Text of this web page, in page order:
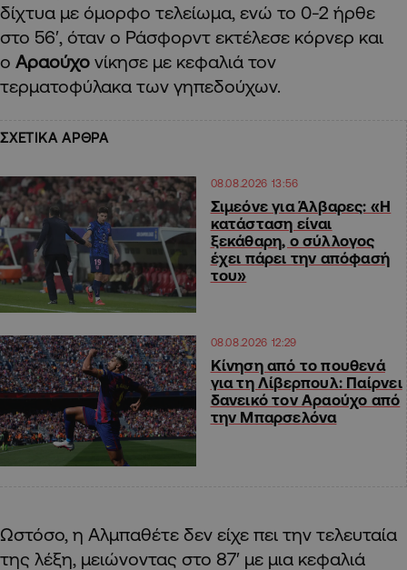
δίχτυα με όμορφο τελείωμα, ενώ το 0-2 ήρθε
στο 56′, όταν ο Ράσφορντ εκτέλεσε κόρνερ και
ο Αραούχο νίκησε με κεφαλιά τον
τερματοφύλακα των γηπεδούχων.
ΣΧΕΤΙΚΑ ΑΡΘΡΑ
08.08.2026 13:56
Σιμεόνε για Άλβαρες: «Η
κατάσταση είναι
ξεκάθαρη, ο σύλλογος
έχει πάρει την απόφασή
του»
08.08.2026 12:29
Kίνηση από το πουθενά
για τη Λίβερπουλ: Παίρνει
δανεικό τον Αραούχο από
την Μπαρσελόνα
Ωστόσο, η Αλμπαθέτε δεν είχε πει την τελευταία
της λέξη, μειώνοντας στο 87′ με μια κεφαλιά